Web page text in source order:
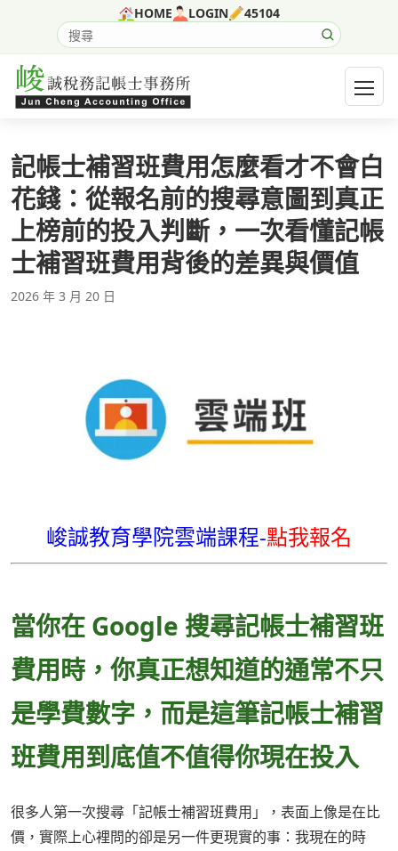
HOME LOGIN 45104
搜尋網站內容
開啟
記帳士補習班費用怎麼看才不會白
花錢：從報名前的搜尋意圖到真正
上榜前的投入判斷，一次看懂記帳
士補習班費用背後的差異與價值
2026 年 3 月 20 日
峻誠教育學院雲端課程-點我報名
當你在 Google 搜尋記帳士補習班
費用時，你真正想知道的通常不只
是學費數字，而是這筆記帳士補習
班費用到底值不值得你現在投入
很多人第一次搜尋「記帳士補習班費用」，表面上像是在比
價，實際上心裡問的卻是另一件更現實的事：我現在的時